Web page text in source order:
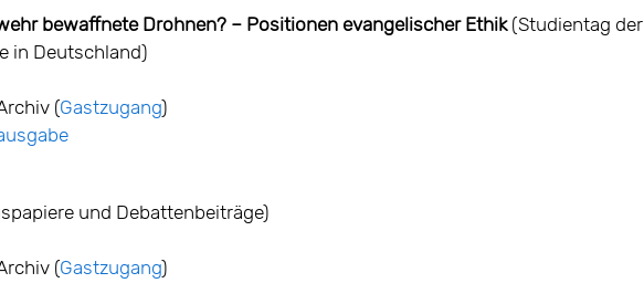
bewaffnete Drohnen? – Positionen evangelischer Ethik(Studientag der
in Deutschland)
(Gastzugang)
und Debattenbeiträge)
(Gastzugang)